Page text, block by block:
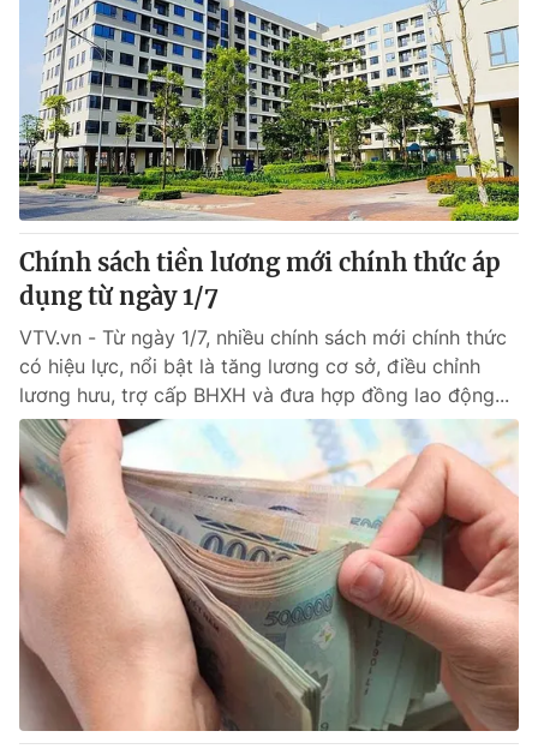
Thế giới
Tin tức
Thế giới đó đây
Câu chuyện quốc tế
Kinh tế
Tài chính
Thị trường
Góc doanh nghiệp
Dữ liệu và đời sống
Truyền hình
Phim VTV
Hậu trường
Nhân vật
Khán giả
Giải sao mai
Giải trí
Điện ảnh
Âm nhạc
Sao
Đời sống
Du lịch
Làm đẹp
Chất lượng cuộc sống
Giáo dục
Tuyển sinh
Học trực tuyến
Công nghệ
Hitech Công nghệ tương lai
Sản phẩm
Thị trường
Tư vấn
Giao lưu trực tuyến
Lịch phát sóng
Chính sách tiền lương mới chính thức áp
dụng từ ngày 1/7
VTV.vn - Từ ngày 1/7, nhiều chính sách mới chính thức
có hiệu lực, nổi bật là tăng lương cơ sở, điều chỉnh
lương hưu, trợ cấp BHXH và đưa hợp đồng lao động...